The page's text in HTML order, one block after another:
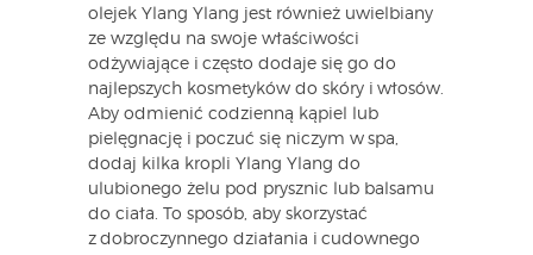
olejek Ylang Ylang jest również uwielbiany
ze względu na swoje właściwości
odżywiające i często dodaje się go do
najlepszych kosmetyków do skóry i włosów.
Aby odmienić codzienną kąpiel lub
pielęgnację i poczuć się niczym w spa,
dodaj kilka kropli Ylang Ylang do
ulubionego żelu pod prysznic lub balsamu
do ciała. To sposób, aby skorzystać
z dobroczynnego działania i cudownego